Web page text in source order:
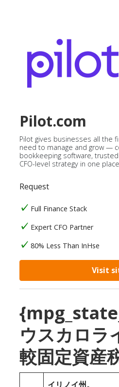
Pilot.com
Pilot gives businesses all the
need to manage and grow —
bookkeeping software,
CFO-level strategy in one
Request
Full Finance Stack
Expert CFO Partner
80% Less Than InHse
Visit
ウスカロラ
較固定資産
イリノイ州。